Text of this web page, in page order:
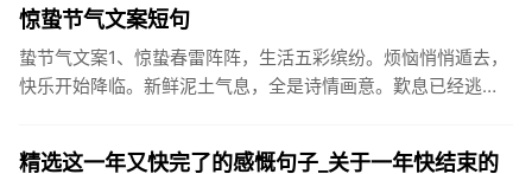
惊蛰节气文案短句
蛰节气文案1、惊蛰春雷阵阵，生活五彩缤纷。烦恼悄悄遁去，
快乐开始降临。新鲜泥土气息，全是诗情画意。歎息已经逃
精选这一年又快完了的感慨句子_关于一年快结束的